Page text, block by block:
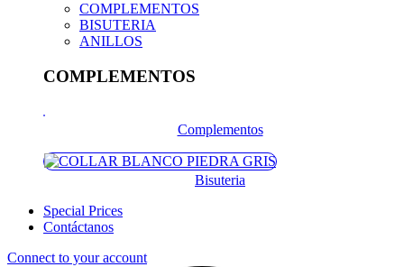
COMPLEMENTOS
BISUTERIA
ANILLOS
COMPLEMENTOS
Complementos
Bisuteria
Special Prices
Contáctanos
Connect to your account